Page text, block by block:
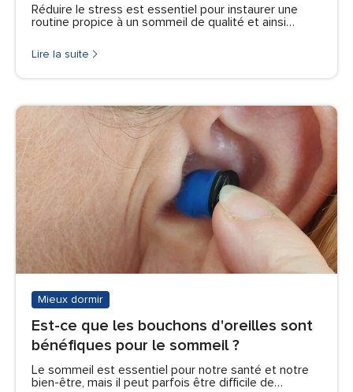
Réduire le stress est essentiel pour instaurer une
routine propice à un sommeil de qualité et ainsi…
Lire la suite
Mieux dormir
Est-ce que les bouchons d'oreilles sont
bénéfiques pour le sommeil ?
Le sommeil est essentiel pour notre santé et notre
bien-être, mais il peut parfois être difficile de…